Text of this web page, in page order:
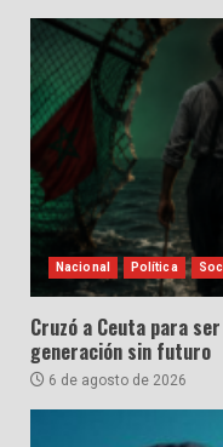
Nacional Política
Cruzó a Ceuta para
generación sin futuro
6 de agosto de 2026